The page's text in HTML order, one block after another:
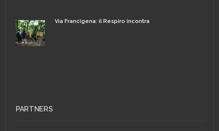
Via Francigena: il Respiro incontra
PARTNERS